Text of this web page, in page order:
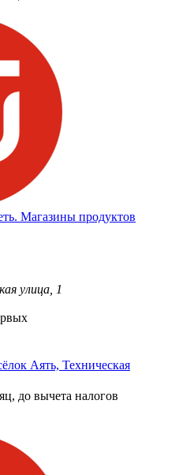
Магазины продуктов
улица, 1
Аять, Техническая
до вычета налогов